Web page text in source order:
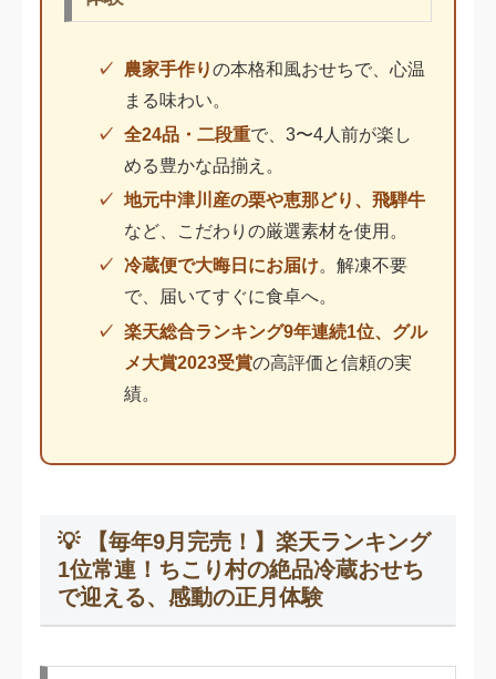
農家手作りの本格和風おせちで、心温
まる味わい。
全24品・二段重で、3〜4人前が楽し
める豊かな品揃え。
地元中津川産の栗や恵那どり、飛騨牛
など、こだわりの厳選素材を使用。
冷蔵便で大晦日にお届け。解凍不要
で、届いてすぐに食卓へ。
楽天総合ランキング9年連続1位、グル
メ大賞2023受賞の高評価と信頼の実
績。
💡 【毎年9月完売！】楽天ランキング
1位常連！ちこり村の絶品冷蔵おせち
で迎える、感動の正月体験